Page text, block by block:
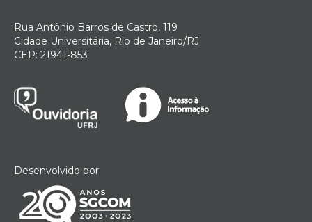
Rua Antônio Barros de Castro, 119
Cidade Universitária, Rio de Janeiro/RJ
CEP: 21941-853
Desenvolvido por